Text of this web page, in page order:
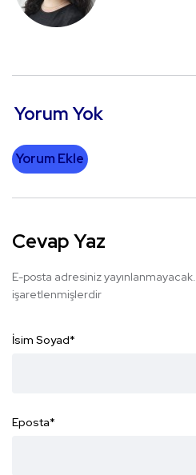
Yorum Yok
Yorum Ekle
Cevap Yaz
E-posta adresiniz yayınlanmayacak.
işaretlenmişlerdir
İsim Soyad*
Eposta*